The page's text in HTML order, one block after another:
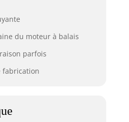
du moteur à balais
parfois
fabrication